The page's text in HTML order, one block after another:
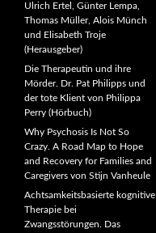
Ulrich Ertel, Günter Lempa,
Thomas Müller, Alois Münch
und Elisabeth Troje
(Herausgeber)
Die Therapeutin und ihre
Mörder. Dr. Pat Philipps und
der tote Klient von Philippa
Perry (Hörbuch)
Why Psychosis Is Not So
Crazy. A Road Map to Hope
and Recovery for Families and
Caregivers von Stijn Vanheule
Achtsamkeitsbasierte kognitive
Therapie bei
Zwangsstörungen. Das